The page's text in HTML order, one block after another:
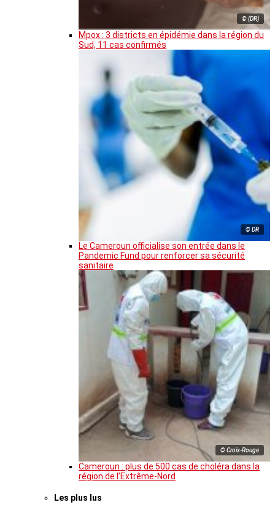
© (DR)
Mpox : 3 districts en épidémie dans la région du
Sud, 11 cas confirmés
© DR
Le Cameroun officialise son entrée dans le
Pandemic Fund pour renforcer sa sécurité
sanitaire
© Croix-Rouge
Cameroun : plus de 500 cas de choléra dans la
région de l’Extrême-Nord
Les plus lus